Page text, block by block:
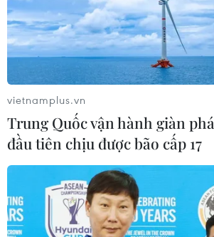
vietnamplus.vn
Trung Quốc vận hành giàn
đầu tiên chịu được bão cấp 17